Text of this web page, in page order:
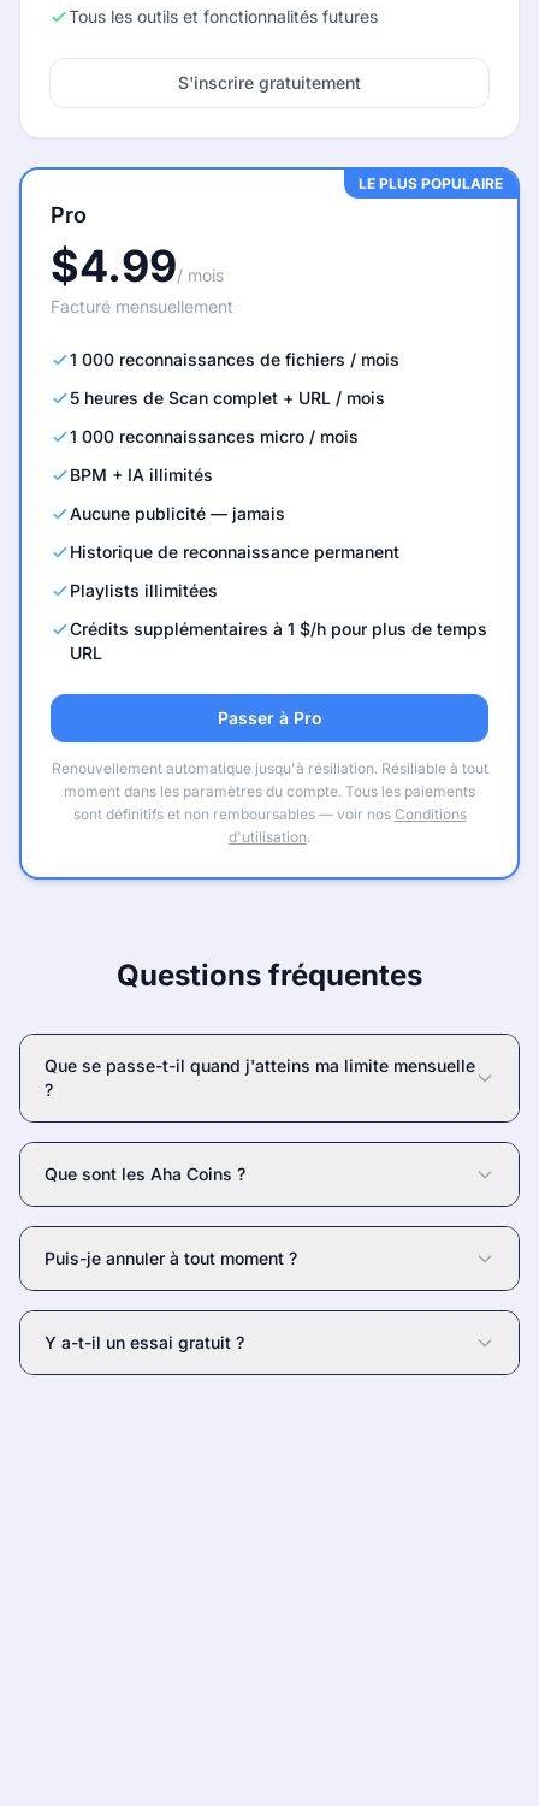
Tous les outils et fonctionnalités futures
S'inscrire gratuitement
LE PLUS POPULAIRE
Pro
$4.99/ mois
Facturé mensuellement
1 000 reconnaissances de fichiers / mois
5 heures de Scan complet + URL / mois
1 000 reconnaissances micro / mois
BPM + IA illimités
Aucune publicité — jamais
Historique de reconnaissance permanent
Playlists illimitées
Crédits supplémentaires à 1 $/h pour plus de temps
URL
Passer à Pro
Renouvellement automatique jusqu'à résiliation. Résiliable à tout
moment dans les paramètres du compte. Tous les paiements
sont définitifs et non remboursables — voir nos Conditions
d'utilisation.
Questions fréquentes
Que se passe-t-il quand j'atteins ma limite mensuelle
?
Que sont les Aha Coins ?
Puis-je annuler à tout moment ?
Y a-t-il un essai gratuit ?